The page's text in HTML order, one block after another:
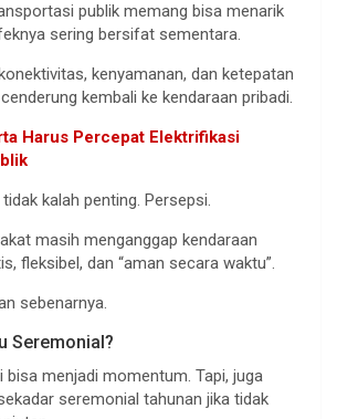
publik memang bisa menarik
sering bersifat sementara.
kenyamanan, dan ketepatan
kembali ke kendaraan pribadi.
Harus Percepat Elektrifikasi
kalah penting. Persepsi.
masih menganggap kendaraan
fleksibel, dan “aman secara waktu”.
sebenarnya.
Seremonial?
bisa menjadi momentum. Tapi, juga
seremonial tahunan jika tidak